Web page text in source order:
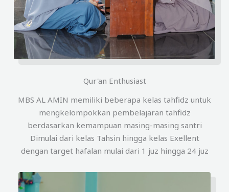
Qur'an Enthusiast
MBS AL AMIN memiliki beberapa kelas tahfidz untuk
mengkelompokkan pembelajaran tahfidz
berdasarkan kemampuan masing-masing santri
Dimulai dari kelas Tahsin hingga kelas Exellent
dengan target hafalan mulai dari 1 juz hingga 24 juz